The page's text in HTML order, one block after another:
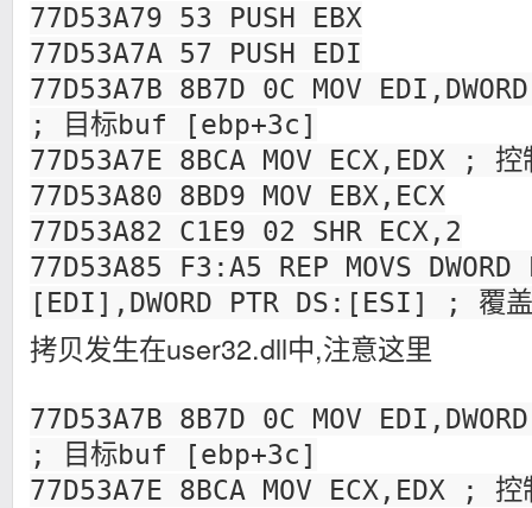
77D53A79 53 PUSH EBX
77D53A7A 57 PUSH EDI
77D53A7B 8B7D 0C MOV
; 目标buf [ebp+3c]
77D53A7E 8BCA MOV ECX,EDX ; 控
77D53A80 8BD9 MOV EBX,ECX
77D53A82 C1E9 02 SHR ECX,2
77D53A85 F3:A5 REP MOVS
[EDI],DWORD PTR DS:[ESI] ; 覆盖
拷贝发生在user32.dll中,注意这里
77D53A7B 8B7D 0C MOV
; 目标buf [ebp+3c]
77D53A7E 8BCA MOV ECX,EDX ; 控